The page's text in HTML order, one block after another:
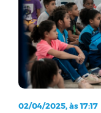
02/04/2025, às 17:17